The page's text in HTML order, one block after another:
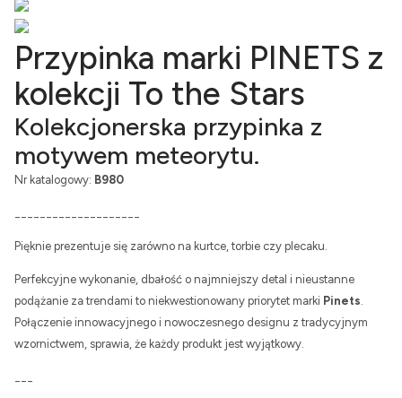
Przypinka marki PINETS z
kolekcji To the Stars
Kolekcjonerska przypinka z
motywem meteorytu.
Nr katalogowy: B980
Pięknie prezentuje się zarówno na kurtce, torbie czy plecaku.
Perfekcyjne wykonanie, dbałość o najmniejszy detal i nieustanne
podążanie za trendami to niekwestionowany priorytet marki Pinets
Połączenie innowacyjnego i nowoczesnego designu z tradycyjnym
wzornictwem, sprawia, że każdy produkt jest wyjątkowy.